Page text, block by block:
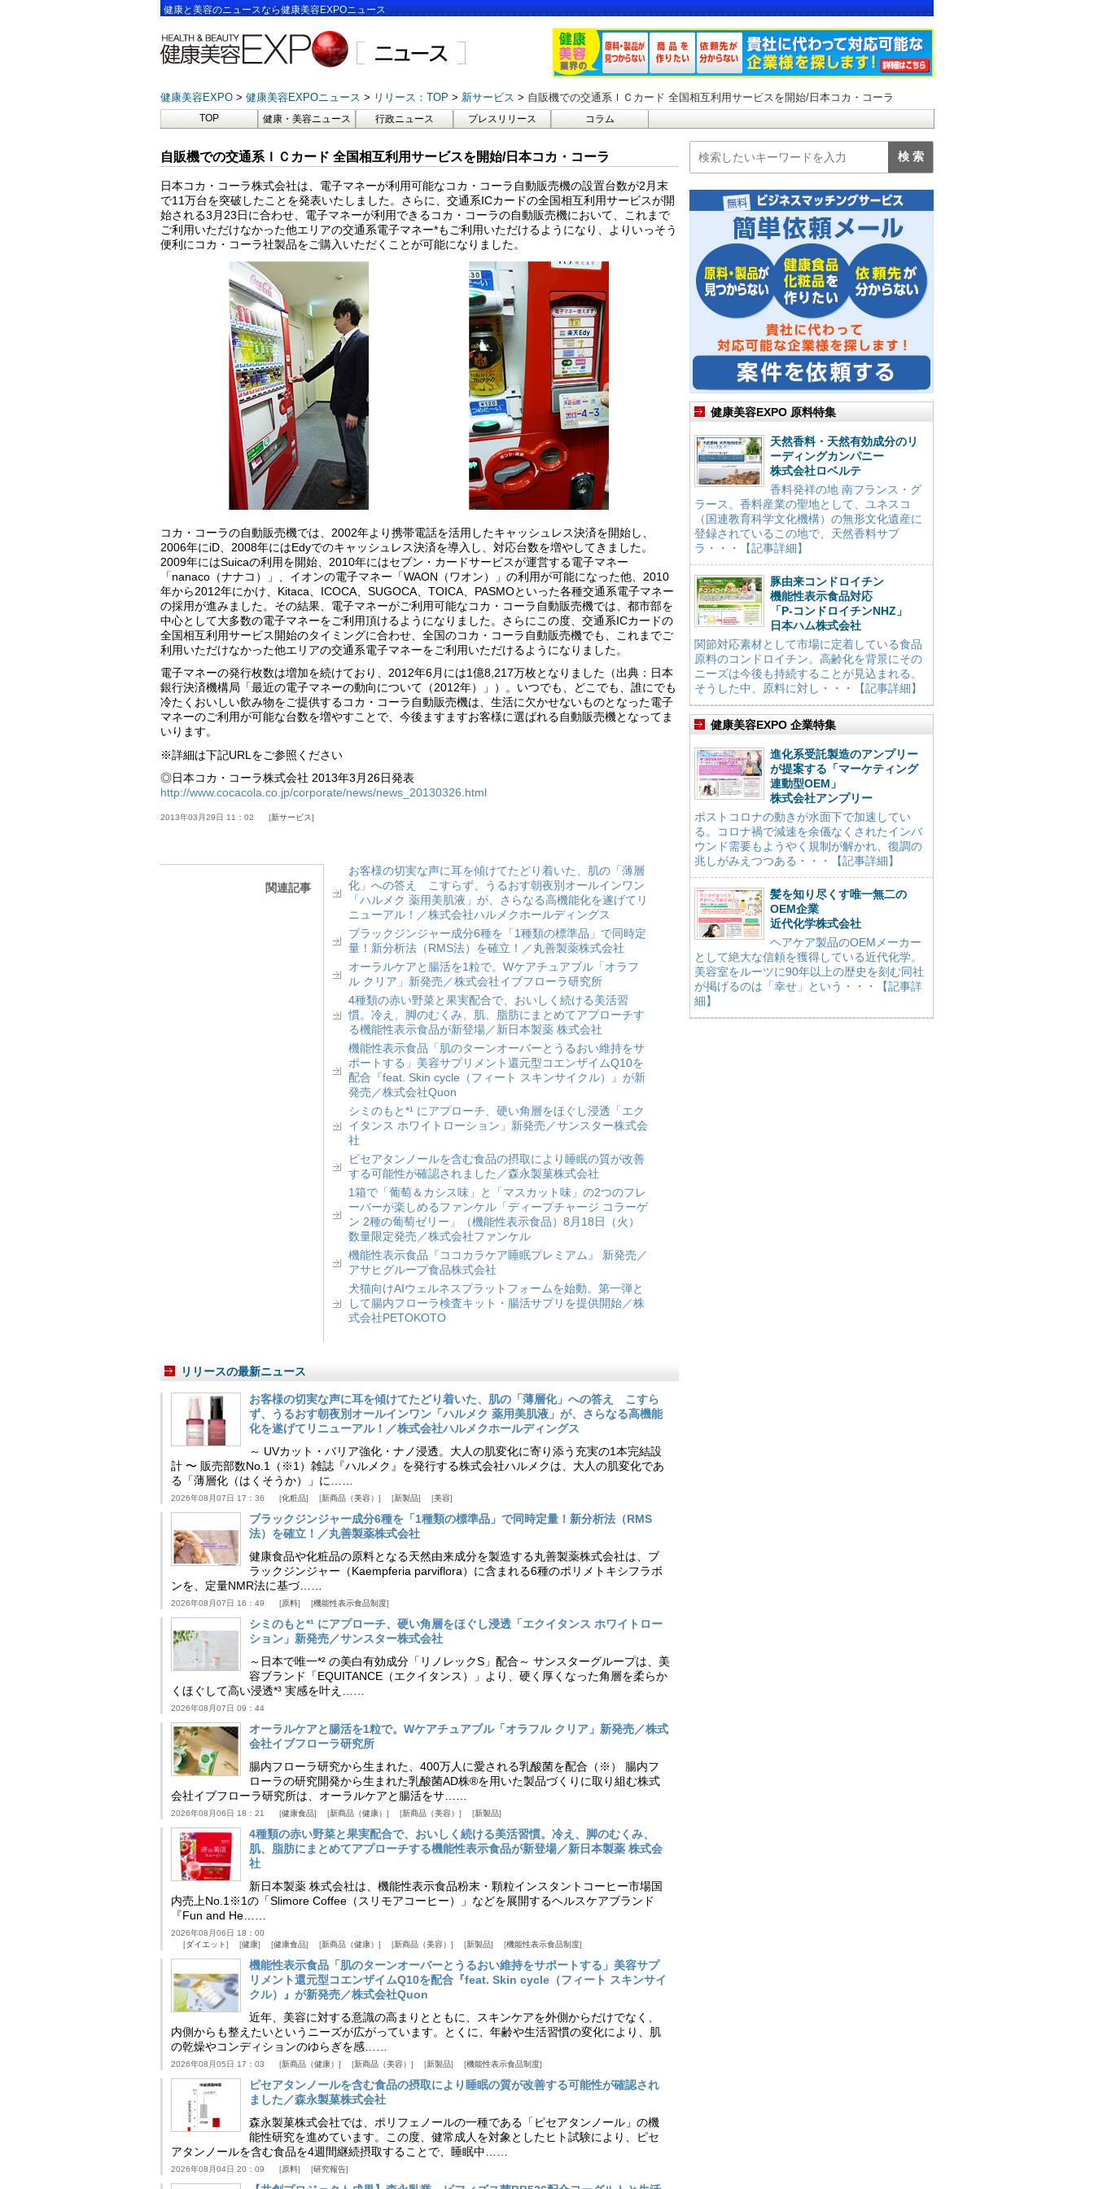
健康と美容のニュースなら健康美容EXPOニュース
健康美容EXPO 健康美容EXPOニュース リリース：TOP 新サービス 自販機での交通系ＩＣカード 全国相互利用サービスを開始/日本コカ・コーラ
TOP 健康・美容ニュース 行政ニュース プレスリリース コラム
自販機での交通系ＩＣカード 全国相互利用サービスを開始/日本コカ・コーラ
日本コカ・コーラ株式会社は、電子マネーが利用可能なコカ・コーラ自動販売機の設置台数が2月末
で11万台を突破したことを発表いたしました。さらに、交通系ICカードの全国相互利用サービスが開
始される3月23日に合わせ、電子マネーが利用できるコカ・コーラの自動販売機において、これまで
ご利用いただけなかった他エリアの交通系電子マネー*もご利用いただけるようになり、よりいっそう
便利にコカ・コーラ社製品をご購入いただくことが可能になりました。
コカ・コーラの自動販売機では、2002年より携帯電話を活用したキャッシュレス決済を開始し、
2006年にiD、2008年にはEdyでのキャッシュレス決済を導入し、対応台数を増やしてきました。
2009年にはSuicaの利用を開始、2010年にはセブン・カードサービスが運営する電子マネー
「nanaco（ナナコ）」、イオンの電子マネー「WAON（ワオン）」の利用が可能になった他、2010
年から2012年にかけ、Kitaca、ICOCA、SUGOCA、TOICA、PASMOといった各種交通系電子マネー
の採用が進みました。その結果、電子マネーがご利用可能なコカ・コーラ自動販売機では、都市部を
中心として大多数の電子マネーをご利用頂けるようになりました。さらにこの度、交通系ICカードの
全国相互利用サービス開始のタイミングに合わせ、全国のコカ・コーラ自動販売機でも、これまでご
利用いただけなかった他エリアの交通系電子マネーをご利用いただけるようになりました。
電子マネーの発行枚数は増加を続けており、2012年6月には1億8,217万枚となりました（出典：日本
銀行決済機構局「最近の電子マネーの動向について（2012年）」）。いつでも、どこでも、誰にでも
冷たくおいしい飲み物をご提供するコカ・コーラ自動販売機は、生活に欠かせないものとなった電子
マネーのご利用が可能な台数を増やすことで、今後ますますお客様に選ばれる自動販売機となってま
いります。
※詳細は下記URLをご参照ください
◎日本コカ・コーラ株式会社 2013年3月26日発表
http://www.cocacola.co.jp/corporate/news/news_20130326.html
2013年03月29日 11：02 新サービス
関連記事
お客様の切実な声に耳を傾けてたどり着いた、肌の「薄層
化」への答え こすらず、うるおす朝夜別オールインワン
「ハルメク 薬用美肌液」が、さらなる高機能化を遂げてリ
ニューアル！／株式会社ハルメクホールディングス
ブラックジンジャー成分6種を「1種類の標準品」で同時定
量！新分析法（RMS法）を確立！／丸善製薬株式会社
オーラルケアと腸活を1粒で。Wケアチュアブル「オラフ
ル クリア」新発売／株式会社イブフローラ研究所
4種類の赤い野菜と果実配合で、おいしく続ける美活習
慣。冷え、脚のむくみ、肌、脂肪にまとめてアプローチす
る機能性表示食品が新登場／新日本製薬 株式会社
機能性表示食品「肌のターンオーバーとうるおい維持をサ
ポートする」美容サプリメント還元型コエンザイムQ10を
配合『feat. Skin cycle（フィート スキンサイクル）』が新
発売／株式会社Quon
シミのもと*¹ にアプローチ、硬い角層をほぐし浸透「エク
イタンス ホワイトローション」新発売／サンスター株式会
社
ピセアタンノールを含む食品の摂取により睡眠の質が改善
する可能性が確認されました／森永製菓株式会社
1箱で「葡萄＆カシス味」と「マスカット味」の2つのフレ
ーバーが楽しめるファンケル「ディープチャージ コラーゲ
ン 2種の葡萄ゼリー」（機能性表示食品）8月18日（火）
数量限定発売／株式会社ファンケル
機能性表示食品『ココカラケア睡眠プレミアム』 新発売／
アサヒグループ食品株式会社
犬猫向けAIウェルネスプラットフォームを始動。第一弾と
して腸内フローラ検査キット・腸活サプリを提供開始／株
式会社PETOKOTO
リリースの最新ニュース
お客様の切実な声に耳を傾けてたどり着いた、肌の「薄層化」への答え こすら
ず、うるおす朝夜別オールインワン「ハルメク 薬用美肌液」が、さらなる高機能
化を遂げてリニューアル！／株式会社ハルメクホールディングス
～ UVカット・バリア強化・ナノ浸透。大人の肌変化に寄り添う充実の1本完結設
計 〜 販売部数No.1（※1）雑誌『ハルメク』を発行する株式会社ハルメクは、大人の肌変化であ
る「薄層化（はくそうか）」に……
2026年08月07日 17：36 化粧品 新商品（美容） 新製品 美容
ブラックジンジャー成分6種を「1種類の標準品」で同時定量！新分析法（RMS
法）を確立！／丸善製薬株式会社
健康食品や化粧品の原料となる天然由来成分を製造する丸善製薬株式会社は、ブ
ラックジンジャー（Kaempferia parviflora）に含まれる6種のポリメトキシフラボ
ンを、定量NMR法に基づ……
2026年08月07日 16：49 原料 機能性表示食品制度
シミのもと*¹ にアプローチ、硬い角層をほぐし浸透「エクイタンス ホワイトロー
ション」新発売／サンスター株式会社
～日本で唯一*² の美白有効成分「リノレックS」配合～ サンスターグループは、美
容ブランド「EQUITANCE（エクイタンス）」より、硬く厚くなった角層を柔らか
くほぐして高い浸透*³ 実感を叶え……
2026年08月07日 09：44
オーラルケアと腸活を1粒で。Wケアチュアブル「オラフル クリア」新発売／株式
会社イブフローラ研究所
腸内フローラ研究から生まれた、400万人に愛される乳酸菌を配合（※） 腸内フ
ローラの研究開発から生まれた乳酸菌AD株®を用いた製品づくりに取り組む株式
会社イブフローラ研究所は、オーラルケアと腸活をサ……
2026年08月06日 18：21 健康食品 新商品（健康） 新商品（美容） 新製品
4種類の赤い野菜と果実配合で、おいしく続ける美活習慣。冷え、脚のむくみ、
肌、脂肪にまとめてアプローチする機能性表示食品が新登場／新日本製薬 株式会
社
新日本製薬 株式会社は、機能性表示食品粉末・顆粒インスタントコーヒー市場国
内売上No.1※1の「Slimore Coffee（スリモアコーヒー）」などを展開するヘルスケアブランド
『Fun and He……
2026年08月06日 18：00
ダイエット
健康 健康食品 新商品（健康） 新商品（美容） 新製品 機能性表示食品制度
機能性表示食品「肌のターンオーバーとうるおい維持をサポートする」美容サプ
リメント還元型コエンザイムQ10を配合『feat. Skin cycle（フィート スキンサイ
クル）』が新発売／株式会社Quon
近年、美容に対する意識の高まりとともに、スキンケアを外側からだけでなく、
内側からも整えたいというニーズが広がっています。とくに、年齢や生活習慣の変化により、肌
の乾燥やコンディションのゆらぎを感……
2026年08月05日 17：03 新商品（健康） 新商品（美容） 新製品 機能性表示食品制度
ピセアタンノールを含む食品の摂取により睡眠の質が改善する可能性が確認され
ました／森永製菓株式会社
森永製菓株式会社では、ポリフェノールの一種である「ピセアタンノール」の機
能性研究を進めています。この度、健常成人を対象としたヒト試験により、ピセ
アタンノールを含む食品を4週間継続摂取することで、睡眠中……
2026年08月04日 20：09 原料 研究報告
健康美容EXPO 原料特集
天然香料・天然有効成分のリ
ーディングカンパニー
株式会社ロベルテ
香料発祥の地 南フランス・グ
ラース。香料産業の聖地として、ユネスコ
（国連教育科学文化機構）の無形文化遺産に
登録されているこの地で、天然香料サプ
ラ・・・【記事詳細】
豚由来コンドロイチン
機能性表示食品対応
「P-コンドロイチンNHZ」
日本ハム株式会社
関節対応素材として市場に定着している食品
原料のコンドロイチン。高齢化を背景にその
ニーズは今後も持続することが見込まれる。
そうした中、原料に対し・・・【記事詳細】
健康美容EXPO 企業特集
進化系受託製造のアンプリー
が提案する「マーケティング
連動型OEM」
株式会社アンプリー
ポストコロナの動きが水面下で加速してい
る。コロナ禍で減速を余儀なくされたインバ
ウンド需要もようやく規制が解かれ、復調の
兆しがみえつつある・・・【記事詳細】
髪を知り尽くす唯一無二の
OEM企業
近代化学株式会社
ヘアケア製品のOEMメーカー
として絶大な信頼を獲得している近代化学。
美容室をルーツに90年以上の歴史を刻む同社
が掲げるのは「幸せ」という・・・【記事詳
細】